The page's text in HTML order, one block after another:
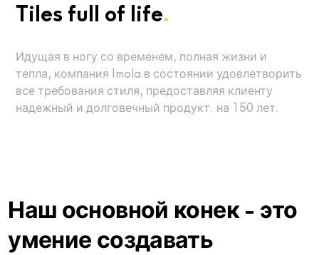
Tiles full of life.
Идущая в ногу со временем, полная жизни и
тепла, компания Imola в состоянии удовлетворить
все требования стиля, предоставляя клиенту
надежный и долговечный продукт. на 150 лет.
Наш основной конек - это
умение создавать